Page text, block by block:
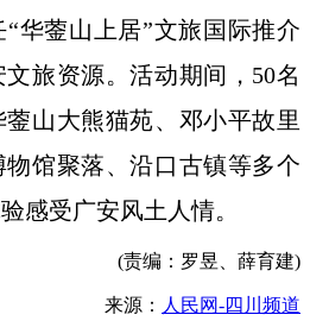
华蓥山上居”文旅国际推介
旅资源。活动期间，50名
山大熊猫苑、邓小平故里
馆聚落、沿口古镇等多个
感受广安风土人情。
(责编：罗昱、薛育建)
来源： 人民网-四川频道